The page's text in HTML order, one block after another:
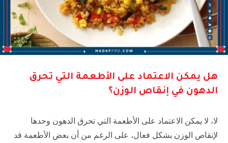
هل يمكن الاعتماد على الأطعمة التي تحرق
الدهون في إنقاص الوزن؟
لا، لا يمكن الاعتماد على الأطعمة التي تحرق الدهون وحدها
لإنقاص الوزن بشكل فعال، على الرغم من أن بعض الأطعمة قد